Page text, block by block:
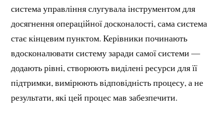
система управління слугувала інструментом для
досягнення операційної досконалості, сама система
стає кінцевим пунктом. Керівники починають
вдосконалювати систему заради самої системи —
додають рівні, створюють виділені ресурси для її
підтримки, вимірюють відповідність процесу, а не
результати, які цей процес мав забезпечити.